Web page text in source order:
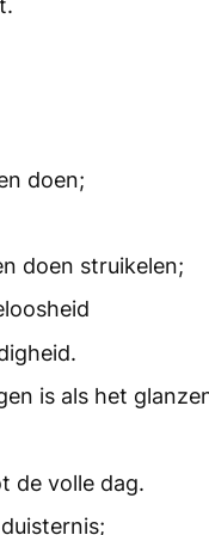
doen;
doen struikelen;
is als het
de volle dag.